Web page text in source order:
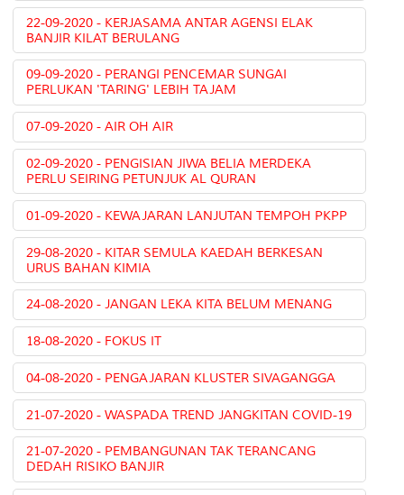
22-09-2020 - KERJASAMA ANTAR AGENSI ELAK
BANJIR KILAT BERULANG
09-09-2020 - PERANGI PENCEMAR SUNGAI
PERLUKAN 'TARING' LEBIH TAJAM
07-09-2020 - AIR OH AIR
02-09-2020 - PENGISIAN JIWA BELIA MERDEKA
PERLU SEIRING PETUNJUK AL QURAN
01-09-2020 - KEWAJARAN LANJUTAN TEMPOH PKPP
29-08-2020 - KITAR SEMULA KAEDAH BERKESAN
URUS BAHAN KIMIA
24-08-2020 - JANGAN LEKA KITA BELUM MENANG
18-08-2020 - FOKUS IT
04-08-2020 - PENGAJARAN KLUSTER SIVAGANGGA
21-07-2020 - WASPADA TREND JANGKITAN COVID-19
21-07-2020 - PEMBANGUNAN TAK TERANCANG
DEDAH RISIKO BANJIR